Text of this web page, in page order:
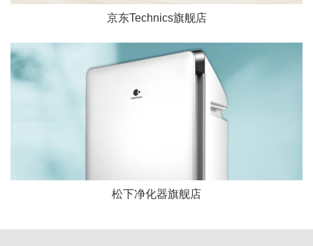
京东Technics旗舰店
松下净化器旗舰店